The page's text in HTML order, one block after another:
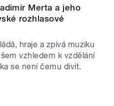
Merta a jeho
rozhlasové
hraje a zpívá muziku
vzhledem k vzdělání
se není čemu divit.